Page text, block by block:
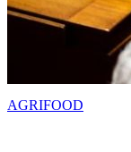
AGRIFOOD